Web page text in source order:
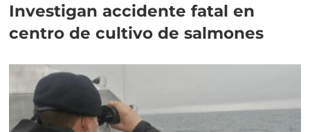
Investigan accidente fatal en
centro de cultivo de salmones